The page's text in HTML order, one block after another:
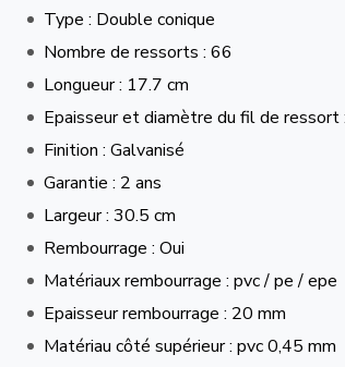
Type : Double conique
Nombre de ressorts : 66
Longueur : 17.7 cm
Epaisseur et diamètre du fil de ressort
Finition : Galvanisé
Garantie : 2 ans
Largeur : 30.5 cm
Rembourrage : Oui
Matériaux rembourrage : pvc / pe / epe
Epaisseur rembourrage : 20 mm
Matériau côté supérieur : pvc 0,45 mm